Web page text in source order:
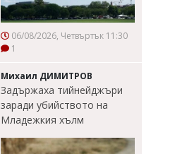
06/08/2026, Четвъртък 11:30
1
Михаил ДИМИТРОВ
Задържаха тийнейджъри
заради убийството на
Младежкия хълм